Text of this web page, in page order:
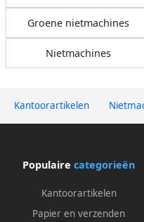
Kantoorartikelen
Groene nietmachines
Nietmachines
Populaire categorieën
Kantoorartikelen
Papier en verzenden